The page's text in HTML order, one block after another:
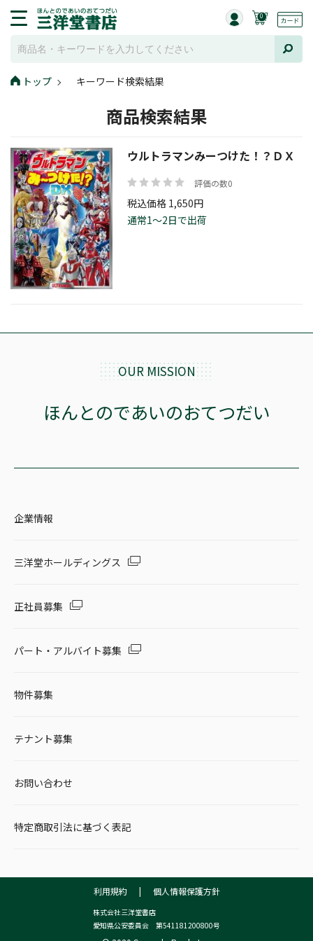
0
トップ キーワード検索結果
商品検索結果
ウルトラマンみーつけた！？ＤＸ
評価の数0
税込価格 1,650円
通常1～2日で出荷
OUR MISSION
ほんとのであいのおてつだい
企業情報
三洋堂ホールディングス
正社員募集
パート・アルバイト募集
物件募集
テナント募集
お問い合わせ
特定商取引法に基づく表記
利用規約 | 個人情報保護方針
株式会社三洋堂書店
愛知県公安委員会 第541181200800号